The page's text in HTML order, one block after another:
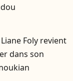
Foly revient
dans son